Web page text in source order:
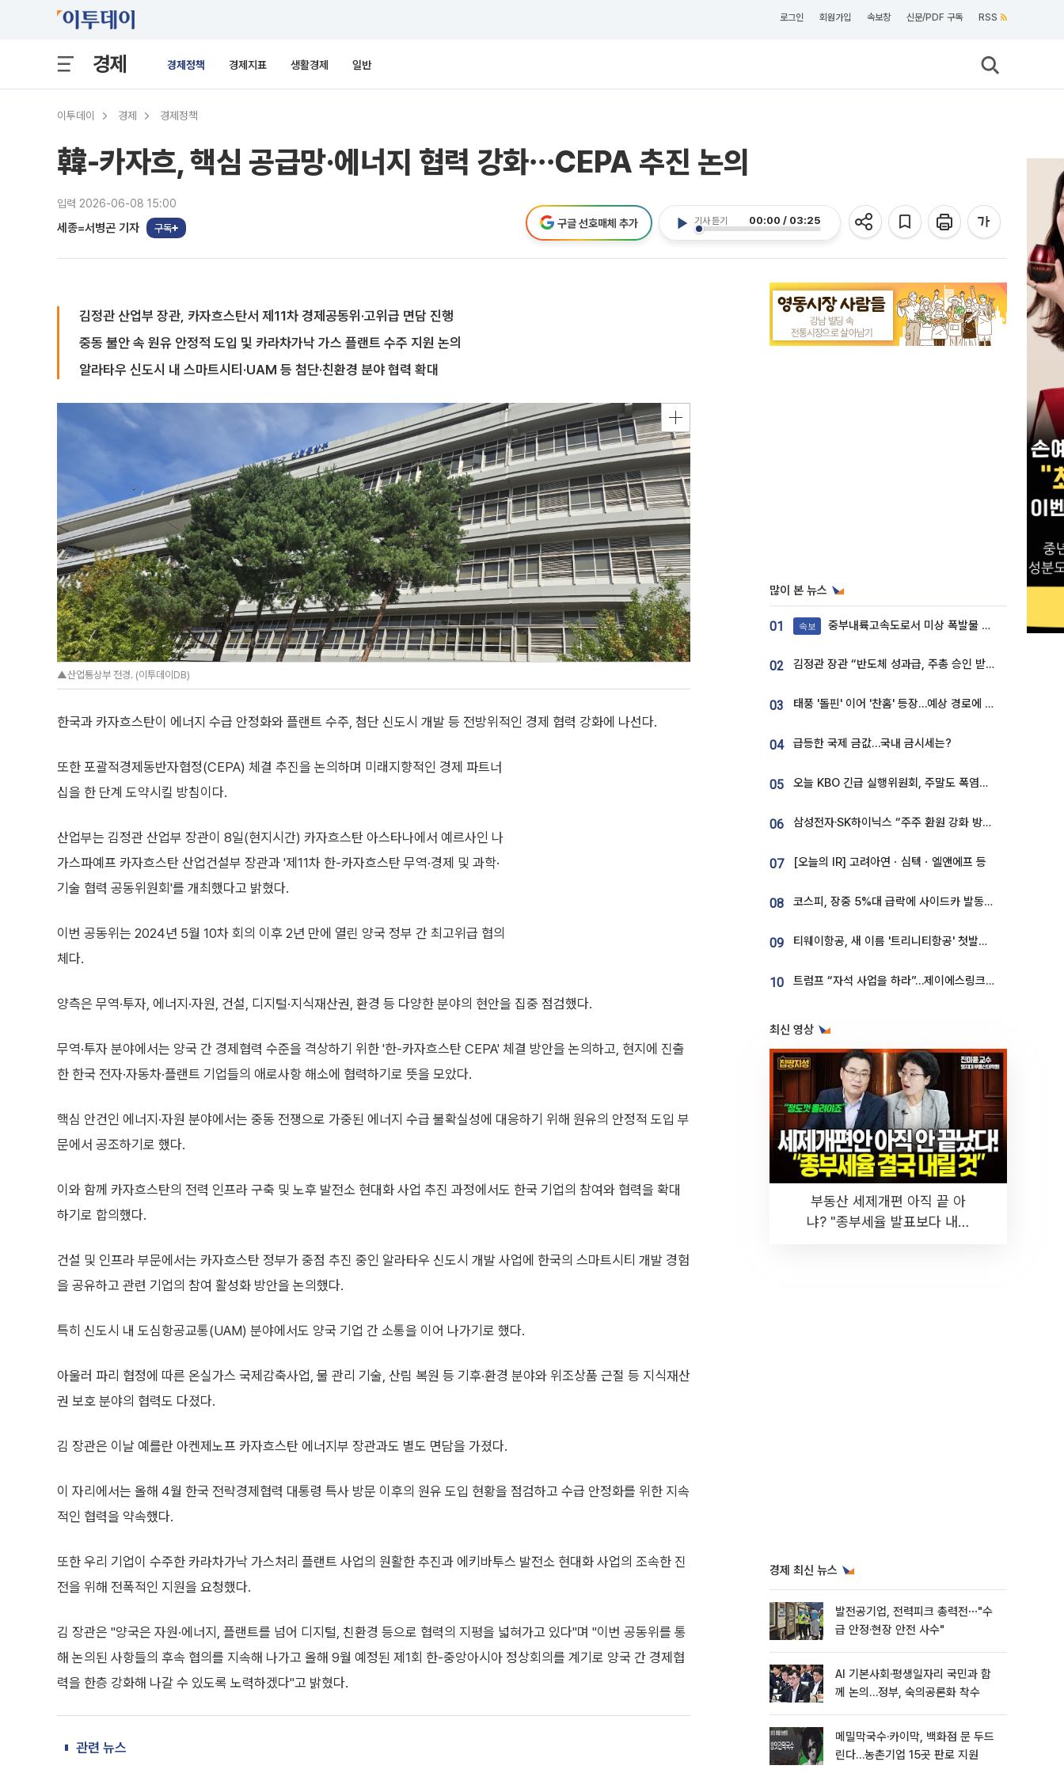
로그인 회원가입 속보창 신문/PDF 구독 RSS
경제 경제정책 경제지표 생활경제 일반
이투데이 경제 경제정책
韓-카자흐, 핵심 공급망·에너지 협력 강화⋯CEPA 추진 논의
입력 2026-06-08 15:00
세종=서병곤 기자 구독
기사 듣기 00:00 / 03:25
구글 선호매체 추가
김정관 산업부 장관, 카자흐스탄서 제11차 경제공동위·고위급 면담 진행
중동 불안 속 원유 안정적 도입 및 카라차가낙 가스 플랜트 수주 지원 논의
알라타우 신도시 내 스마트시티·UAM 등 첨단·친환경 분야 협력 확대
▲산업통상부 전경. (이투데이DB)
한국과 카자흐스탄이 에너지 수급 안정화와 플랜트 수주, 첨단 신도시 개발 등 전방위적인 경제 협력 강화에 나선다.
또한 포괄적경제동반자협정(CEPA) 체결 추진을 논의하며 미래지향적인 경제 파트너
십을 한 단계 도약시킬 방침이다.
산업부는 김정관 산업부 장관이 8일(현지시간) 카자흐스탄 아스타나에서 예르사인 나
가스파예프 카자흐스탄 산업건설부 장관과 '제11차 한-카자흐스탄 무역·경제 및 과학·
기술 협력 공동위원회'를 개최했다고 밝혔다.
이번 공동위는 2024년 5월 10차 회의 이후 2년 만에 열린 양국 정부 간 최고위급 협의
체다.
양측은 무역·투자, 에너지·자원, 건설, 디지털·지식재산권, 환경 등 다양한 분야의 현안을 집중 점검했다.
무역·투자 분야에서는 양국 간 경제협력 수준을 격상하기 위한 '한-카자흐스탄 CEPA' 체결 방안을 논의하고, 현지에 진출
한 한국 전자·자동차·플랜트 기업들의 애로사항 해소에 협력하기로 뜻을 모았다.
핵심 안건인 에너지·자원 분야에서는 중동 전쟁으로 가중된 에너지 수급 불확실성에 대응하기 위해 원유의 안정적 도입 부
문에서 공조하기로 했다.
이와 함께 카자흐스탄의 전력 인프라 구축 및 노후 발전소 현대화 사업 추진 과정에서도 한국 기업의 참여와 협력을 확대
하기로 합의했다.
건설 및 인프라 부문에서는 카자흐스탄 정부가 중점 추진 중인 알라타우 신도시 개발 사업에 한국의 스마트시티 개발 경험
을 공유하고 관련 기업의 참여 활성화 방안을 논의했다.
특히 신도시 내 도심항공교통(UAM) 분야에서도 양국 기업 간 소통을 이어 나가기로 했다.
아울러 파리 협정에 따른 온실가스 국제감축사업, 물 관리 기술, 산림 복원 등 기후·환경 분야와 위조상품 근절 등 지식재산
권 보호 분야의 협력도 다졌다.
김 장관은 이날 예를란 아켄제노프 카자흐스탄 에너지부 장관과도 별도 면담을 가졌다.
이 자리에서는 올해 4월 한국 전략경제협력 대통령 특사 방문 이후의 원유 도입 현황을 점검하고 수급 안정화를 위한 지속
적인 협력을 약속했다.
또한 우리 기업이 수주한 카라차가낙 가스처리 플랜트 사업의 원활한 추진과 에키바투스 발전소 현대화 사업의 조속한 진
전을 위해 전폭적인 지원을 요청했다.
김 장관은 "양국은 자원·에너지, 플랜트를 넘어 디지털, 친환경 등으로 협력의 지평을 넓혀가고 있다"며 "이번 공동위를 통
해 논의된 사항들의 후속 협의를 지속해 나가고 올해 9월 예정된 제1회 한-중앙아시아 정상회의를 계기로 양국 간 경제협
력을 한층 강화해 나갈 수 있도록 노력하겠다"고 밝혔다.
관련 뉴스
많이 본 뉴스
01 속보 중부내륙고속도로서 미상 폭발물 발견
02 김정관 장관 “반도체 성과급, 주총 승인 받도록”…상법·자본시장법 개정 시사
03 태풍 '돌핀' 이어 '찬홈' 등장…예상 경로에 한국 '한숨'
04 급등한 국제 금값…국내 금시세는?
05 오늘 KBO 긴급 실행위원회, 주말도 폭염취소 될까
06 삼성전자·SK하이닉스 “주주 환원 강화 방안 마련”
07 [오늘의 IR] 고려아연ㆍ심텍ㆍ엘앤에프 등
08 코스피, 장중 5%대 급락에 사이드카 발동…삼성·SK 동반 폭락
09 티웨이항공, 새 이름 '트리니티항공' 첫발…SSC 전략 본격화
10 트럼프 “자석 사업을 하라”…제이에스링크, 비중국 영구자석 공급망 구축 속도
최신 영상
부동산 세제개편 아직 끝 아
냐? "종부세율 발표보다 내릴
경제 최신 뉴스
발전공기업, 전력피크 총력전⋯"수
급 안정·현장 안전 사수"
AI 기본사회·평생일자리 국민과 함
께 논의…정부, 숙의공론화 착수
메밀막국수·카이막, 백화점 문 두드
린다…농촌기업 15곳 판로 지원